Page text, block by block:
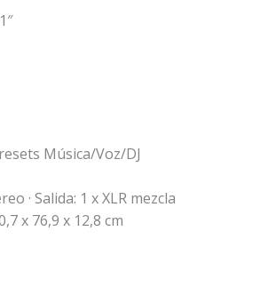
Música/Voz/DJ
· Salida: 1 x XLR mezcla
x 76,9 x 12,8 cm